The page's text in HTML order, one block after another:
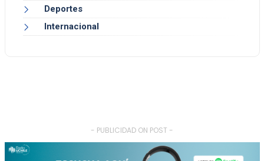
Deportes
Internacional
- PUBLICIDAD ON POST -